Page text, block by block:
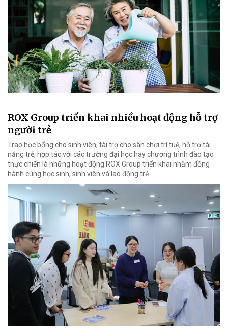
ROX Group triển khai nhiều hoạt động hỗ trợ
người trẻ
Trao học bổng cho sinh viên, tài trợ cho sân chơi trí tuệ, hỗ trợ tài
năng trẻ, hợp tác với các trường đại học hay chương trình đào tạo
thực chiến là những hoạt động ROX Group triển khai nhằm đồng
hành cùng học sinh, sinh viên và lao động trẻ.